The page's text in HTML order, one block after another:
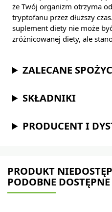
że Twój organizm otrzyma
tryptofanu przez dłuższy
suplement diety nie może
zróżnicowanej diety, ale
ZALECANE
SKŁADNIKI
PRODUCENT I
PRODUKT
PODOBNE